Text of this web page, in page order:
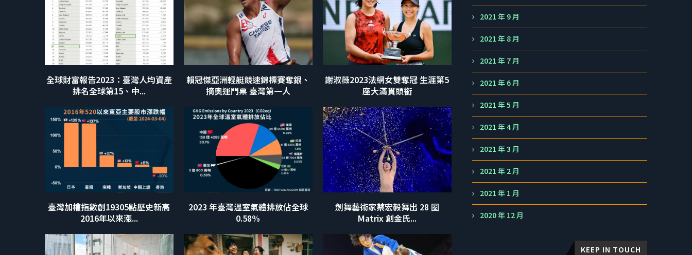
全球財富報告2023：臺灣人均資產
排名全球第15、中...
賴冠傑亞洲輕艇競速錦標賽奪銀、
摘奧運門票 臺灣第一人
謝淑薇2023法網女雙奪冠 生涯第5
座大滿貫頭銜
臺灣加權指數創19305點歷史新高
2016年以來漲...
2023 年臺灣溫室氣體排放佔全球
0.58%
劍舞藝術家蔡宏毅舞出 28 圈
Matrix 創金氏...
2021 年 9 月
2021 年 8 月
2021 年 7 月
2021 年 6 月
2021 年 5 月
2021 年 4 月
2021 年 3 月
2021 年 2 月
2021 年 1 月
2020 年 12 月
KEEP IN TOUCH